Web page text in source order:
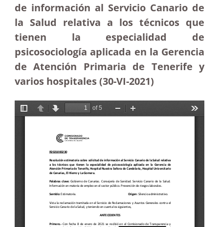
de información al Servicio Canario de
la Salud relativa a los técnicos que
tienen la especialidad de
psicosociología aplicada en la Gerencia
de Atención Primaria de Tenerife y
varios hospitales (30-VI-2021)